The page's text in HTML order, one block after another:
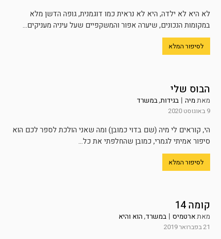
לא היא לא ילדה, היא לא נראית כמו דוגמנית, גופה הדשן מלא
במקומות הנכונים, שיערה אפור והמשקפיים שעל עיניה מעניקים...
לסיפור המלא
הבוס שלי
מאתמיה | בגידות,במשרד
9 באוגוסט 2020
הי, קוראים לי מיה (שם בדוי כמובן) ומה שאני הולכת לספר לכם הוא
סיפור אמיתי לגמרי, כמובן שהחלפתי את כל...
לסיפור המלא
קומה 14
מאתארטמיס | במשרד,הוא והיא
21 בפברואר 2019